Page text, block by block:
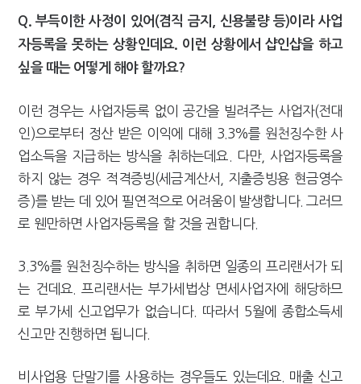
Q. 부득이한 사정이 있어(겸직 금지, 신용불량 등)이라 사업
자등록을 못하는 상황인데요. 이런 상황에서 샵인샵을 하고
싶을 때는 어떻게 해야 할까요?
이런 경우는 사업자등록 없이 공간을 빌려주는 사업자(전대
인)으로부터 정산 받은 이익에 대해 3.3%를 원천징수한 사
업소득을 지급하는 방식을 취하는데요. 다만, 사업자등록을
하지 않는 경우 적격증빙(세금계산서, 지출증빙용 현금영수
증)를 받는 데 있어 필연적으로 어려움이 발생합니다. 그러므
로 웬만하면 사업자등록을 할 것을 권합니다.
3.3%를 원천징수하는 방식을 취하면 일종의 프리랜서가 되
는 건데요. 프리랜서는 부가세법상 면세사업자에 해당하므
로 부가세 신고업무가 없습니다. 따라서 5월에 종합소득세
신고만 진행하면 됩니다.
비사업용 단말기를 사용하는 경우들도 있는데요. 매출 신고